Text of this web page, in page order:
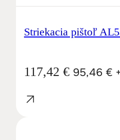
Striekacia pištoľ
117,42 € 95,46 €